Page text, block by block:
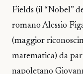
Fields (il “Nobel”
romano Alessio
(maggior
matematica) da
napoletano